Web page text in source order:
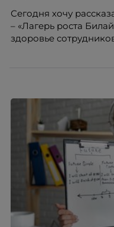
Skillbox.
Сегодня хочу
– «Лагерь роста
здоровье